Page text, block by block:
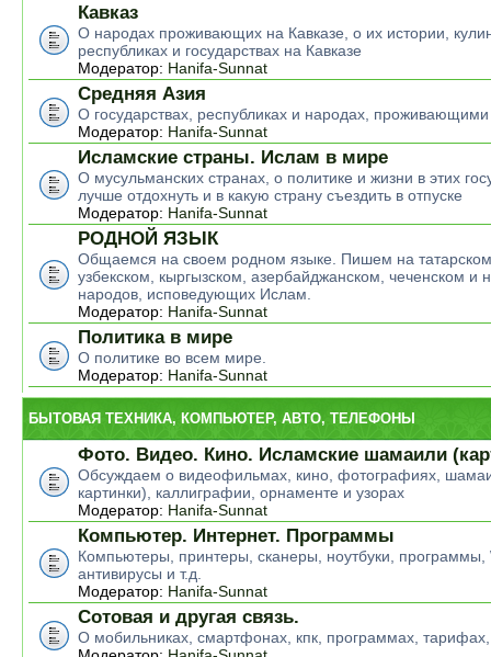
Кавказ
О народах проживающих на Кавказе, о их истории,
республиках и государствах на Кавказе
Модератор: Hanifa-Sunnat
Средняя Азия
О государствах, республиках и народах,
Модератор: Hanifa-Sunnat
Исламские страны. Ислам в мире
О мусульманских странах, о политике и жизни в этих
лучше отдохнуть и в какую страну съездить в отпуске
Модератор: Hanifa-Sunnat
РОДНОЙ ЯЗЫК
Общаемся на своем родном языке. Пишем на
узбекском, кыргызском, азербайджанском, чеченском и
народов, исповедующих Ислам.
Модератор: Hanifa-Sunnat
Политика в мире
О политике во всем мире.
Модератор: Hanifa-Sunnat
БЫТОВАЯ ТЕХНИКА, КОМПЬЮТЕР, АВТО, ТЕЛЕФОНЫ
Фото. Видео. Кино. Исламские шамаили
Обсуждаем о видеофильмах, кино, фотографиях,
картинки), каллиграфии, орнаменте и узорах
Модератор: Hanifa-Sunnat
Компьютер. Интернет. Программы
Компьютеры, принтеры, сканеры, ноутбуки, программы,
антивирусы и т.д.
Модератор: Hanifa-Sunnat
Сотовая и другая связь.
О мобильниках, смартфонах, кпк, программах, тарифах,